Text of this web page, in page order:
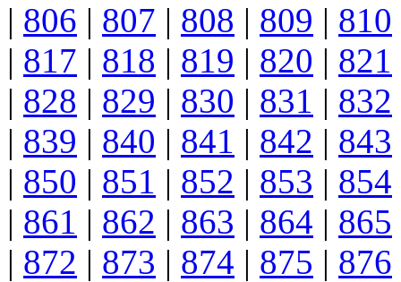
| 806 | 807 | 808 | 809 | 810
| 817 | 818 | 819 | 820 | 821
| 828 | 829 | 830 | 831 | 832
| 839 | 840 | 841 | 842 | 843
| 850 | 851 | 852 | 853 | 854
| 861 | 862 | 863 | 864 | 865
| 872 | 873 | 874 | 875 | 876